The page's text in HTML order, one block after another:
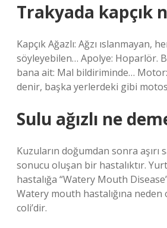
Trakyada kapçık
Kapçık Ağazlı: Ağzı ıslanmayan,
söyleyebilen… Apolye: Hoparlör.
bana ait: Mal bildiriminde…
denir, başka yerlerdeki gibi
Sulu ağızlı ne
Kuzuların doğumdan sonra aşırı
sonucu oluşan bir hastalıktır. Yurt
hastalığa “Watery Mouth
Watery mouth hastalığına neden
coli’dir.